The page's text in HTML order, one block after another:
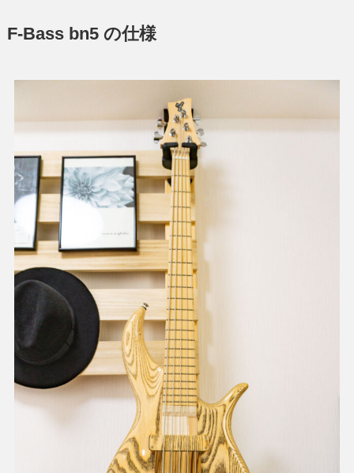
F-Bass bn5 の仕様